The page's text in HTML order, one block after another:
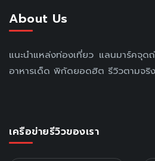
About Us
แนะนำแหล่งท่องเที่ยว แลนมาร์คจุ
อาหารเด็ด พิกัดยอดฮิต รีวิวตามจริ
เครือข่ายรีวิวของเรา